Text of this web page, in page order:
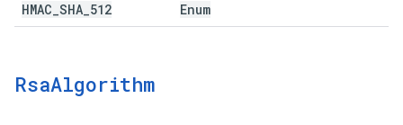
HMAC SHA 512 Enum
RsaAlgorithm